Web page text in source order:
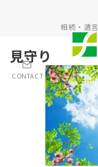
相続・遺
CONTACT
見守り